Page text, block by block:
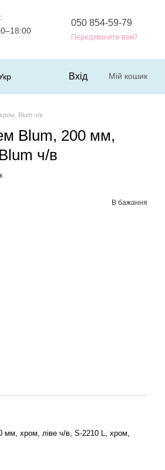
050 854-59-79
Передзвонити вам?
Вхід Мій кошик
Blum ч/в
Blum, 200 мм,
ч/в
В бажання
мм, хром, ліве ч/в, S-2210 L, хром,